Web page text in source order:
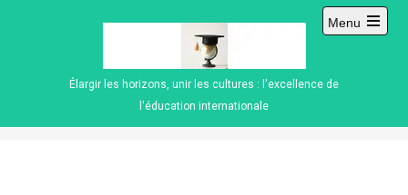
Élargir les horizons, unir les cultures : l'excellence de
l'éducation internationale
Menu
Open